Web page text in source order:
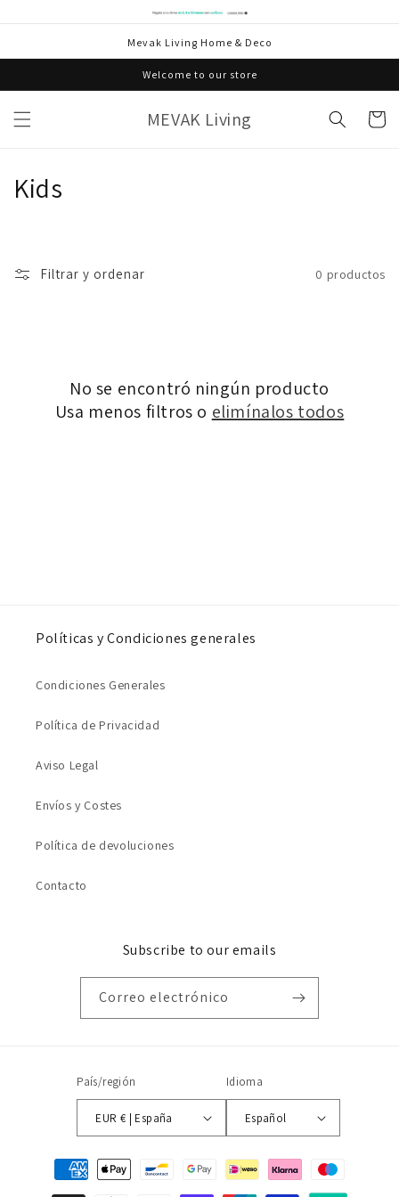
directamente
Mevak Living Home & Deco
Welcome to our store
MEVAK Living Carrito
C
e
Kids
Filtrar y ordenar 0 productos
No se encontró ningún producto
Usa menos filtros o elimínalos todos
Políticas y Condiciones generales
Condiciones Generales
Política de Privacidad
Aviso Legal
Envíos y Costes
Política de devoluciones
Contacto
Subscribe to our emails
Correo electrónico
País/región
EUR € | España
Idioma
Español
Formas